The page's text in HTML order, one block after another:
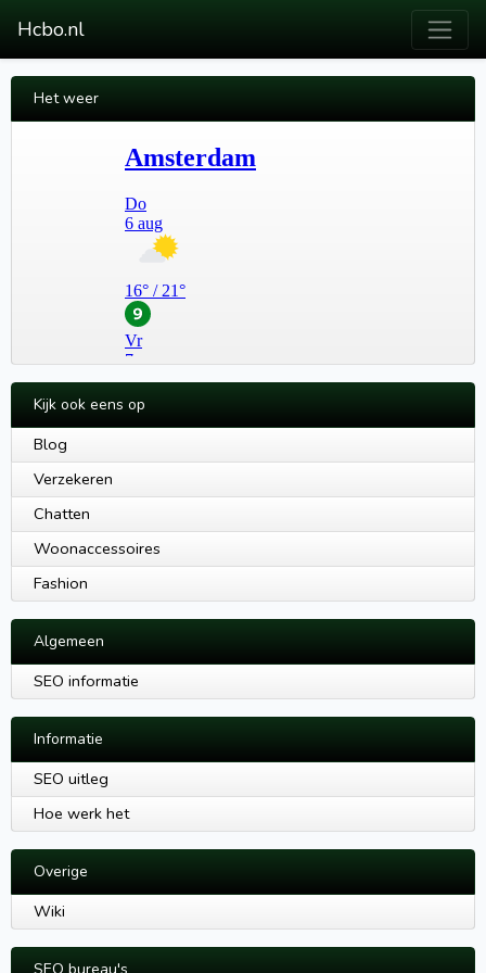
Hcbo.nl
Het weer
Kijk ook eens op
Blog
Verzekeren
Chatten
Woonaccessoires
Fashion
Algemeen
SEO informatie
Informatie
SEO uitleg
Hoe werk het
Overige
Wiki